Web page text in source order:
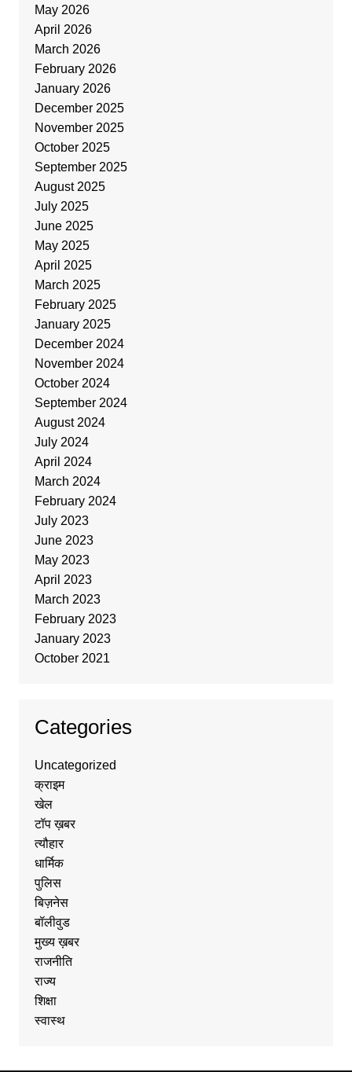
May 2026
April 2026
March 2026
February 2026
January 2026
December 2025
November 2025
October 2025
September 2025
August 2025
July 2025
June 2025
May 2025
April 2025
March 2025
February 2025
January 2025
December 2024
November 2024
October 2024
September 2024
August 2024
July 2024
April 2024
March 2024
February 2024
July 2023
June 2023
May 2023
April 2023
March 2023
February 2023
January 2023
October 2021
Categories
Uncategorized
क्राइम
खेल
टॉप ख़बर
त्यौहार
धार्मिक
पुलिस
बिज़नेस
बॉलीवुड
मुख्य ख़बर
राजनीति
राज्य
शिक्षा
स्वास्थ